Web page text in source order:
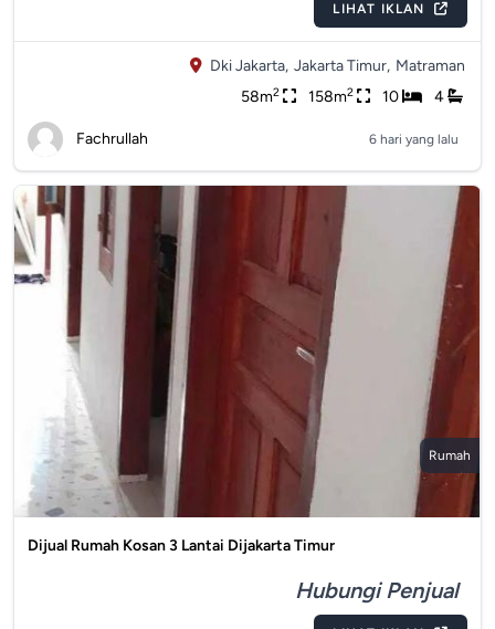
LIHAT IKLAN
Dki Jakarta, Jakarta Timur, Matraman
58m2 158m2 10 4
Fachrullah 6 hari yang lalu
Rumah
Dijual Rumah Kosan 3 Lantai Dijakarta Timur
Hubungi Penjual